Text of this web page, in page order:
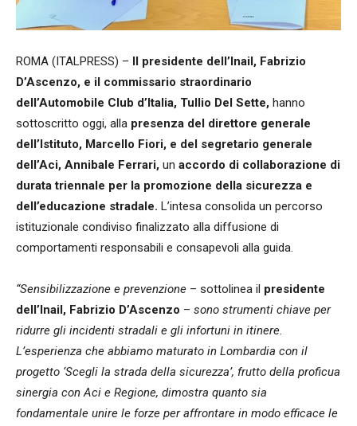
ROMA (ITALPRESS) – Il presidente dell’Inail, Fabrizio
D’Ascenzo, e il commissario straordinario
dell’Automobile Club d’Italia, Tullio Del Sette, hanno
sottoscritto oggi, alla presenza del direttore generale
dell’Istituto, Marcello Fiori, e del segretario generale
dell’Aci, Annibale Ferrari, un accordo di collaborazione di
durata triennale per la promozione della sicurezza e
dell’educazione stradale. L’intesa consolida un percorso
istituzionale condiviso finalizzato alla diffusione di
comportamenti responsabili e consapevoli alla guida.
“Sensibilizzazione e prevenzione – sottolinea il presidente
dell’Inail, Fabrizio D’Ascenzo – sono strumenti chiave per
ridurre gli incidenti stradali e gli infortuni in itinere.
L’esperienza che abbiamo maturato in Lombardia con il
progetto ‘Scegli la strada della sicurezza’, frutto della proficua
sinergia con Aci e Regione, dimostra quanto sia
fondamentale unire le forze per affrontare in modo efficace le